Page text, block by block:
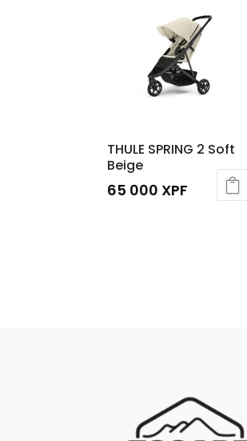
THULE SPRING 2 Soft
Beige
65 000 XPF